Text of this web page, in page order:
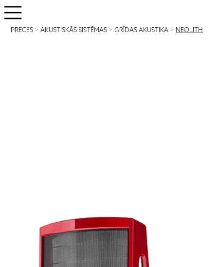
PRECES >AKUSTISKĀS SISTĒMAS >GRĪDAS AKUSTIKA > NEOLITH